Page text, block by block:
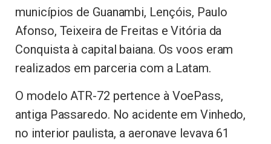
municípios de Guanambi, Lençóis, Paulo
Afonso, Teixeira de Freitas e Vitória da
Conquista à capital baiana. Os voos eram
realizados em parceria com a Latam.
O modelo ATR-72 pertence à VoePass,
antiga Passaredo. No acidente em Vinhedo,
no interior paulista, a aeronave levava 61